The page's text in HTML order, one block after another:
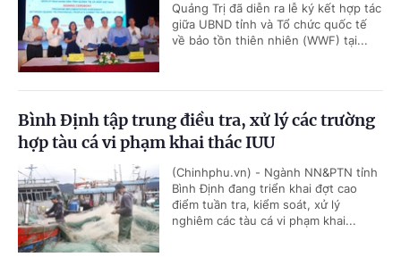
Quảng Trị đã diễn ra lễ ký kết hợp tác
giữa UBND tỉnh và Tổ chức quốc tế
về bảo tồn thiên nhiên (WWF) tại...
Bình Định tập trung điều tra, xử lý các trường
hợp tàu cá vi phạm khai thác IUU
(Chinhphu.vn) - Ngành NN&PTN tỉnh
Bình Định đang triển khai đợt cao
điểm tuần tra, kiểm soát, xử lý
nghiêm các tàu cá vi phạm khai...